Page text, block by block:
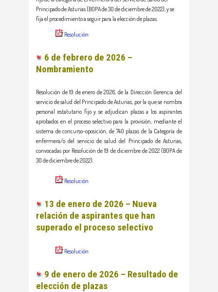
Principado de Asturias (BOPA de 30 de diciembre de 2022), y se
fija el procedimiento a seguir para la elección de plazas.
Resolución
6 de febrero de 2026 –
Nombramiento
Resolución de 19 de enero de 2026, de la Dirección Gerencia del
servicio de salud del Principado de Asturias, por la que se nombra
personal estatutario fijo y se adjudican plazas a los aspirantes
aprobados en el proceso selectivo para la provisión, mediante el
sistema de concurso-oposición, de 740 plazas de la Categoría de
enfermera/o del servicio de salud del Principado de Asturias,
convocadas por Resolución de 19 de diciembre de 2022 (BOPA de
30 de diciembre de 2022).
Resolución
13 de enero de 2026 – Nueva
relación de aspirantes que han
superado el proceso selectivo
Resolución
9 de enero de 2026 – Resultado de
elección de plazas